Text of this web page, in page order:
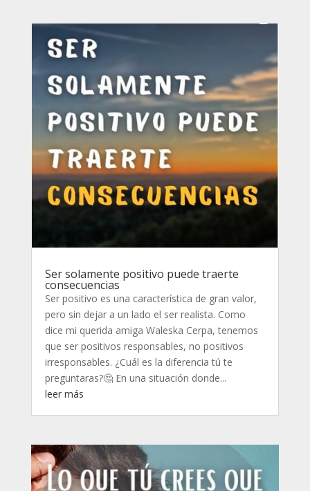
Ser solamente positivo puede traerte
consecuencias
Ser positivo es una característica de gran valor,
pero sin dejar a un lado el ser realista. Como
dice mi querida amiga Waleska Cerpa, tenemos
que ser positivos responsables, no positivos
irresponsables. ¿Cuál es la diferencia tú te
preguntaras?🤔 En una situación donde...
leer más